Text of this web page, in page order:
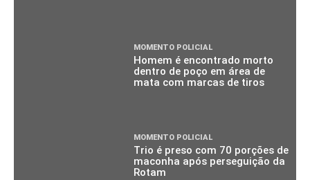
MOMENTO POLICIAL
Homem é encontrado morto
dentro de poço em área de
mata com marcas de tiros
MOMENTO POLICIAL
Trio é preso com 70 porções de
maconha após perseguição da
Rotam